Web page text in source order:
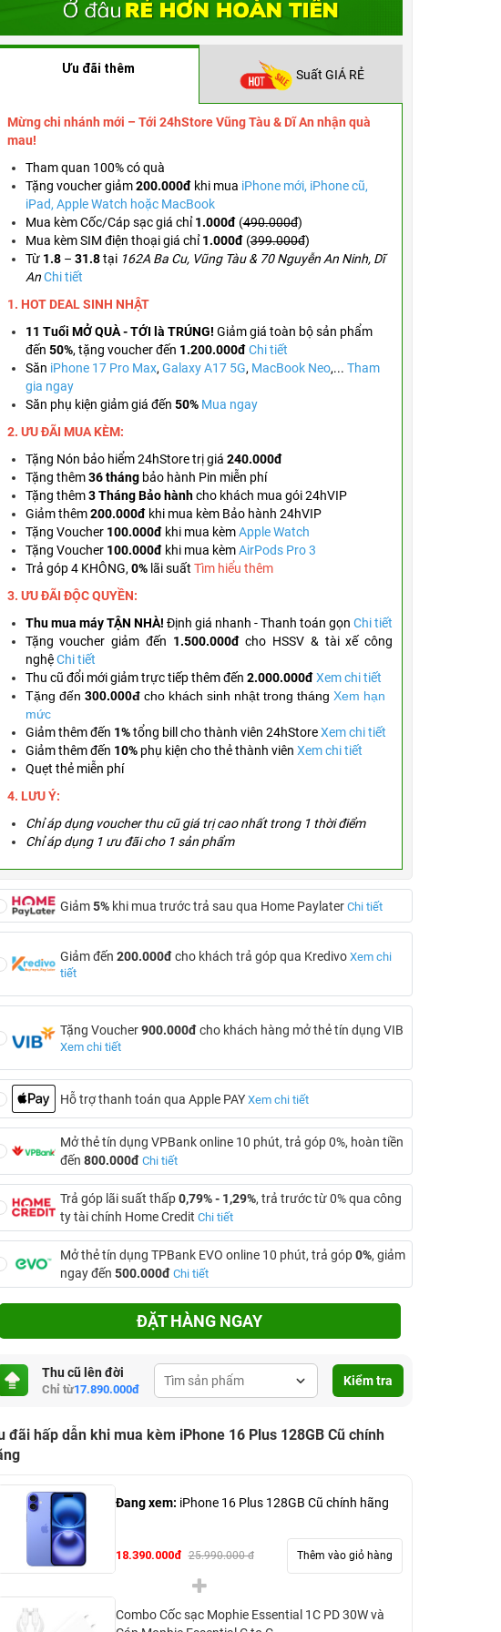
CÁC TÍNH NĂNG AN TOÀN QUAN TRỌNG - Với
Phát Hiện Va Chạm
Ưu đãi thêm Suất GIÁ RẺ
Mừng chi nhánh mới – Tới 24hStore Vũng Tàu & Dĩ An nhận quà
mau!
Tham quan 100% có quà
Tặng voucher giảm200.000đ khi mua iPhone mới, iPhone cũ,
iPad, Apple Watch hoặc MacBook
Mua kèm Cốc/Cáp sạc giá chỉ1.000đ (490.000đ)
Mua kèm SIM điện thoại giá chỉ1.000đ (399.000đ)
Từ 1.8 – 31.8tại 162A Ba Cu, Vũng Tàu & 70 Nguyễn An Ninh, Dĩ
AnChi tiết
1. HOT DEAL SINH NHẬT
11 Tuổi MỞ QUÀ - TỚI là TRÚNG! Giảm giá toàn bộ sản phẩm
đến 50%, tặng voucher đến 1.200.000đ Chi tiết
Săn iPhone 17 Pro Max,Galaxy A17 5G,MacBook Neo,... Tham
gia ngay
Săn phụ kiện giảm giá đến 50% Mua ngay
2. ƯU ĐÃI MUA KÈM:
Tặng Nón bảo hiểm 24hStore trị giá 240.000đ
Tặng thêm36 thángbảo hành Pin miễn phí
Tặng thêm3 Tháng Bảo hànhcho khách mua gói 24hVIP
Giảm thêm200.000đ khi mua kèm Bảo hành 24hVIP
Tặng Voucher 100.000đ khi mua kèmApple Watch
Tặng Voucher 100.000đ khi mua kèm AirPods Pro 3
Trả góp 4 KHÔNG,0%lãi suất Tìm hiểu thêm
3. ƯU ĐÃI ĐỘC QUYỀN:
Thu mua máy TẬN NHÀ! Định giá nhanh - Thanh toán gọn Chi tiết
Tặng voucher giảm đến 1.500.000đcho HSSV & tài xế công
nghệ Chi tiết
Thu cũ đổi mới giảm trực tiếp thêm đến 2.000.000đ Xem chi tiết
Tặng đến 300.000đcho khách sinh nhật trong tháng Xem hạn
mức
Giảm thêm đến 1%tổng bill cho thành viên 24hStoreXem chi tiết
Giảm thêm đến 10%phụ kiện cho thẻ thành viên Xem chi tiết
Quẹt thẻ miễn phí
4. LƯU Ý:
Chỉ áp dụng voucher thu cũ giá trị cao nhất trong 1 thời điểm
Chỉ áp dụng 1 ưu đãi cho 1 sản phẩm
Giảm5%khi mua trước trả sau qua Home Paylater Chi tiết
Giảm đến 200.000đcho khách trả góp qua Kredivo Xem chi
tiết
Tặng Voucher900.000đcho khách hàng mở thẻ tín dụng VIB
Xem chi tiết
Hỗ trợ thanh toán qua Apple PAY Xem chi tiết
Mở thẻ tín dụng VPBank online 10 phút, trả góp 0%, hoàn tiền
đến 800.000đ Chi tiết
Trả góp lãi suất thấp0,79% - 1,29%, trả trước từ 0% qua công
ty tài chính Home Credit Chi tiết
Mở thẻ tín dụng TPBank EVO online 10 phút, trả góp0%, giảm
ngay đến 500.000đ Chi tiết
ĐẶT HÀNG NGAY
Thu cũ lên đời
Chỉ từ17.890.000đ
Kiểm tra
đãi hấp dẫn khi mua kèm iPhone 16 Plus 128GB Cũ chính
Đang xem: iPhone 16 Plus 128GB Cũ chính hãng
18.390.000đ 25.990.000 đ Thêm vào giỏ hàng
Combo Cốc sạc Mophie Essential 1C PD 30W và